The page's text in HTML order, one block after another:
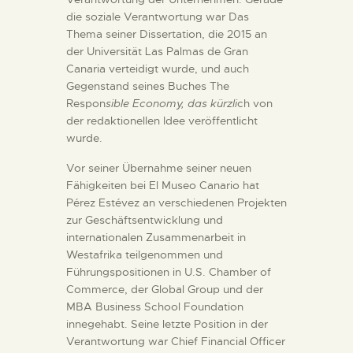
die soziale Verantwortung war Das
Thema seiner Dissertation, die 2015 an
der Universität Las Palmas de Gran
Canaria verteidigt wurde, und auch
Gegenstand seines Buches The
Responsible Economy, das kürzlich von
der redaktionellen Idee veröffentlicht
wurde.
Vor seiner Übernahme seiner neuen
Fähigkeiten bei El Museo Canario hat
Pérez Estévez an verschiedenen Projekten
zur Geschäftsentwicklung und
internationalen Zusammenarbeit in
Westafrika teilgenommen und
Führungspositionen in U.S. Chamber of
Commerce, der Global Group und der
MBA Business School Foundation
innegehabt. Seine letzte Position in der
Verantwortung war Chief Financial Officer